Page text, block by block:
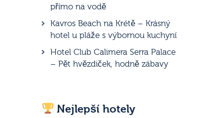
přímo na vodě
Kavros Beach na Krétě – Krásný
hotel u pláže s výbornou kuchyní
Hotel Club Calimera Serra Palace
– Pět hvězdiček, hodně zábavy
Nejlepší hotely